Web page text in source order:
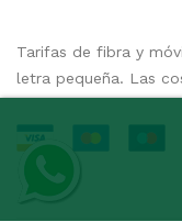
Tarifas de fibra y
letra pequeña. Las